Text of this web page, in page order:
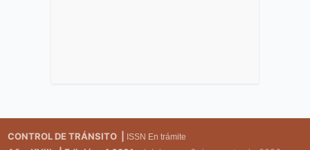
CONTROL DE TRÁNSITO | ISSN En trámite